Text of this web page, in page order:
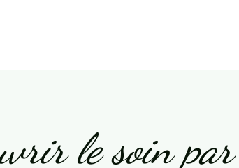
le soin